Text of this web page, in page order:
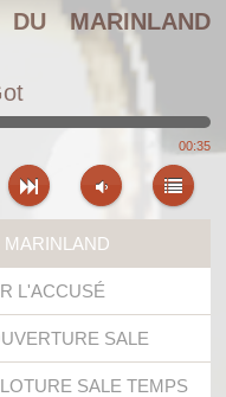
MARINLAND
00:35
L'ACCUSÉ
SALE
PLANÈTESALE TEMPS